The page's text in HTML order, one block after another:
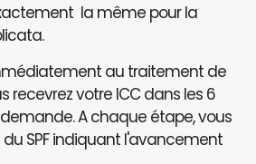
la même pour la
au traitement de
recevrez votre ICC dans les 6
A chaque étape, vous
SPF indiquant l'avancement